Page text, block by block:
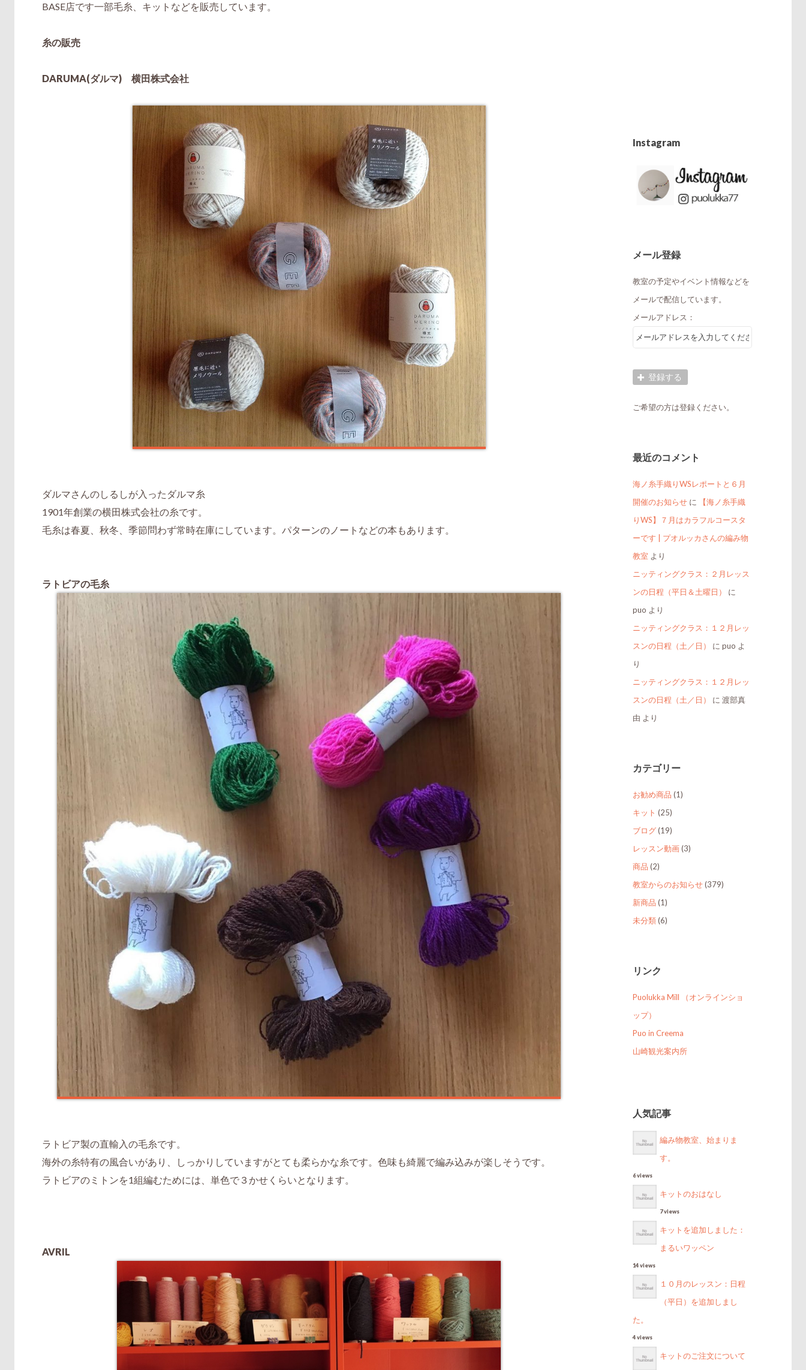
BASE店です一部毛糸、キットなどを販売しています。
糸の販売
DARUMA(ダルマ) 横田株式会社
ダルマさんのしるしが入ったダルマ糸
1901年創業の横田株式会社の糸です。
毛糸は春夏、秋冬、季節問わず常時在庫にしています。パターンのノートなどの本もあります。
ラトビアの毛糸
ラトビア製の直輸入の毛糸です。
海外の糸特有の風合いがあり、しっかりしていますがとても柔らかな糸です。色味も綺麗で編み込みが楽しそうです。
ラトビアのミトンを1組編むためには、単色で３かせくらいとなります。
AVRIL
Instagram
メール登録
教室の予定やイベント情報などを
メールで配信しています。
メールアドレス：
ご希望の方は登録ください。
最近のコメント
海ノ糸手織りWSレポートと６月
開催のお知らせ に
【海ノ糸手織
りWS】７月はカラフルコースタ
ーです | プオルッカさんの編み物
教室 より
ニッティングクラス：２月レッス
ンの日程（平日＆土曜日）
に
puo より
ニッティングクラス：１２月レッ
スンの日程（土／日）
にpuo よ
り
ニッティングクラス：１２月レッ
スンの日程（土／日）
に渡部真
由 より
カテゴリー
お勧め商品 (1)
キット (25)
ブログ(19)
レッスン動画(3)
商品 (2)
教室からのお知らせ(379)
新商品 (1)
未分類(6)
リンク
Puolukka Mill （オンラインショ
ップ）
Puo in Creema
山崎観光案内所
人気記事
編み物教室、始まりま
す。
6 views
キットのおはなし
7 views
キットを追加しました：
まるいワッペン
14 views
１０月のレッスン：日程
（平日）を追加しまし
た。
4 views
キットのご注文について